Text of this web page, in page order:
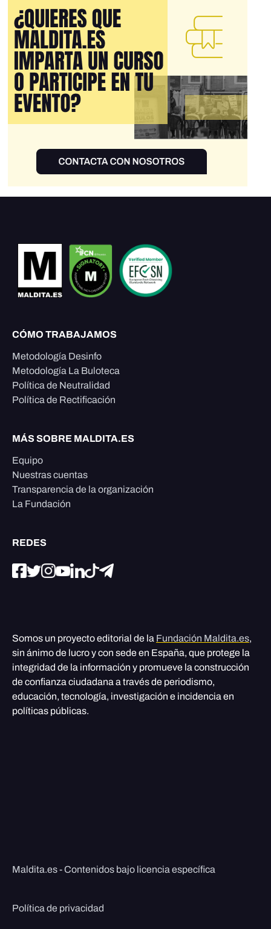
CÓMO TRABAJAMOS
Metodología Desinfo
Metodología La Buloteca
Política de Neutralidad
Política de Rectificación
MÁS SOBRE MALDITA.ES
Equipo
Nuestras cuentas
Transparencia de la organización
La Fundación
REDES
Somos un proyecto editorial de la Fundación Maldita.es,
sin ánimo de lucro y con sede en España, que protege la
integridad de la información y promueve la construcción
de confianza ciudadana a través de periodismo,
educación, tecnología, investigación e incidencia en
políticas públicas.
Maldita.es - Contenidos bajo licencia específica
Política de privacidad